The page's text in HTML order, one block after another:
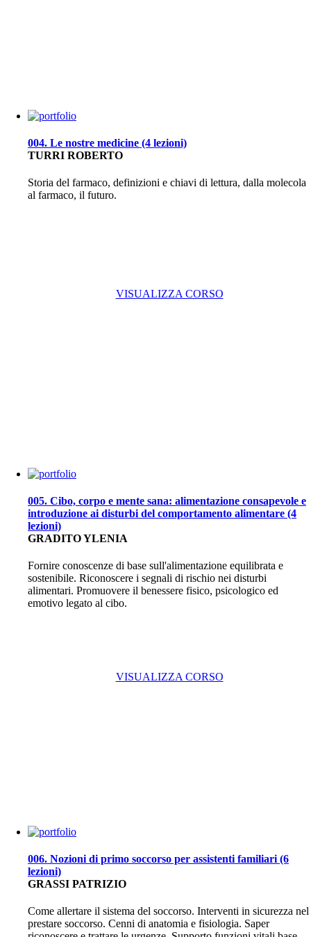
004. Le nostre medicine (4 lezioni)
TURRI ROBERTO
Storia del farmaco, definizioni e chiavi di lettura, dalla molecola
al farmaco, il futuro.
VISUALIZZA CORSO
005. Cibo, corpo e mente sana: alimentazione consapevole e
introduzione ai disturbi del comportamento alimentare (4
lezioni)
GRADITO YLENIA
Fornire conoscenze di base sull'alimentazione equilibrata e
sostenibile. Riconoscere i segnali di rischio nei disturbi
alimentari. Promuovere il benessere fisico, psicologico ed
emotivo legato al cibo.
VISUALIZZA CORSO
006. Nozioni di primo soccorso per assistenti familiari (6
lezioni)
GRASSI PATRIZIO
Come allertare il sistema del soccorso. Interventi in sicurezza nel
prestare soccorso. Cenni di anatomia e fisiologia. Saper